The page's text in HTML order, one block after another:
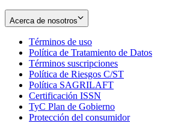
Acerca de nosotros
Términos de uso
in
new
window
Política de Tratamiento de Datos
Términos suscripciones
in
Política de Riesgos C/ST
Política SAGRILAFT
new
window
Certificación ISSN
in
new
TyC Plan de Gobierno
in
Protección del consumidorOpens